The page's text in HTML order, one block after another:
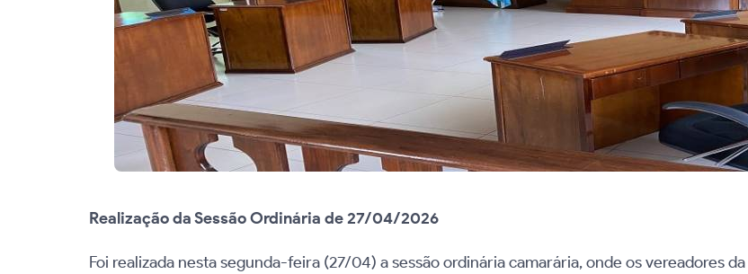
Realização da Sessão Ordinária de 27/04/2026
Foi realizada nesta segunda-feira (27/04) a sessão ordinária camarária, onde os vereadores